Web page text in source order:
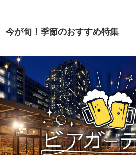
今が旬！季節のおすすめ特集